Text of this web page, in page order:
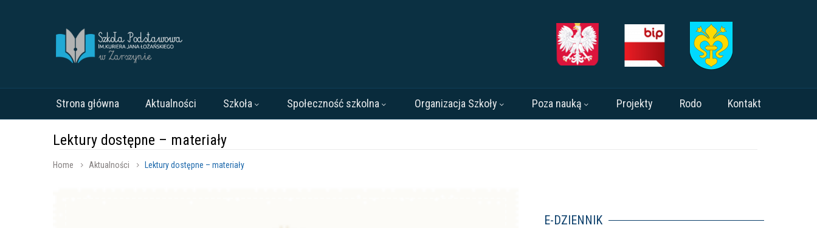
Strona główna Aktualności Szkoła Społeczność szkolna Organizacja Szkoły Poza nauką Projekty Rodo Kontakt
Lektury dostępne – materiały
Home Aktualności Lektury dostępne – materiały
E-DZIENNIK